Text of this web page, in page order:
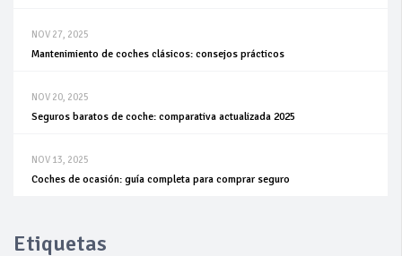
NOV 27, 2025
Mantenimiento de coches clásicos: consejos prácticos
NOV 20, 2025
Seguros baratos de coche: comparativa actualizada 2025
NOV 13, 2025
Coches de ocasión: guía completa para comprar seguro
Etiquetas